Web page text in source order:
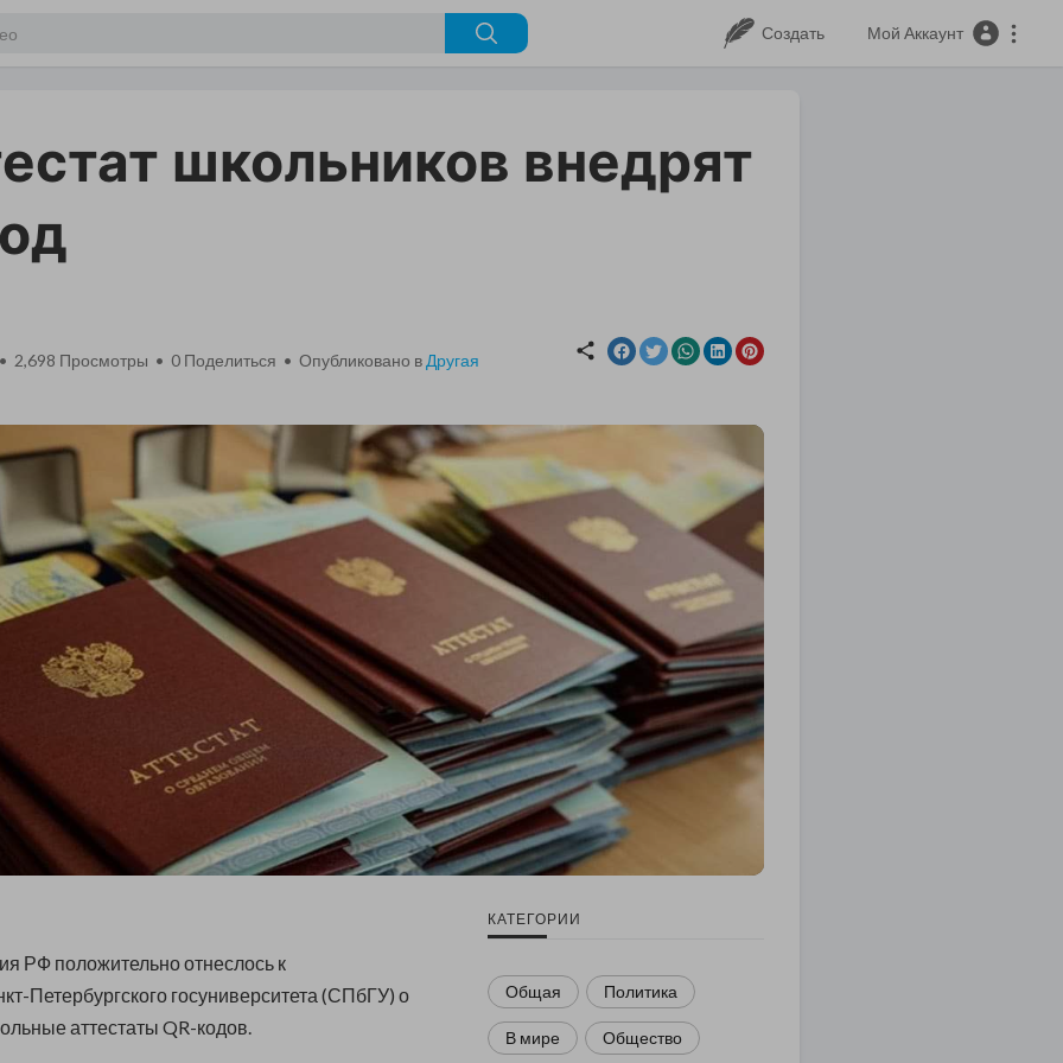
Создать Мой Аккаунт
школьников внедрят
2,698 Просмотры • 0 Поделиться • Опубликовано в Другая
РФ положительно отнеслось к
Петербургского госуниверситета (СПбГУ) о
аттестаты QR-кодов.
КАТЕГОРИИ
Общая Политика
В мире Общество